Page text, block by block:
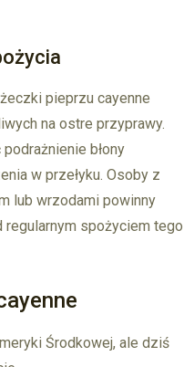
pieprzu cayenne
na ostre przyprawy.
błony
w przełyku. Osoby z
lub wrzodami powinny
spożyciem tego
Środkowej, ale dziś